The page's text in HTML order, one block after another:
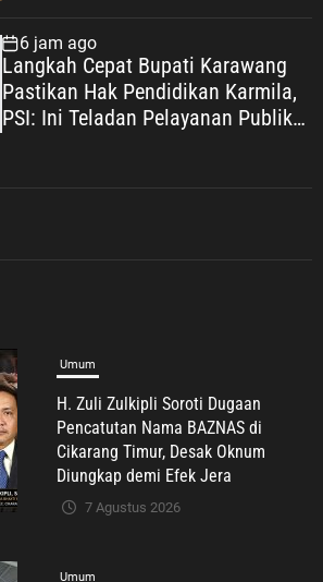
Operasional
6 jam ago
Langkah Cepat Bupati Karawang
Pastikan Hak Pendidikan Karmila,
PSI: Ini Teladan Pelayanan Publik
Umum
Putih Sari Ajak Pekerja Mandiri
Miliki Perlindungan BPJS
Ketenagakerjaan: Negara Hadir
Lindungi Pekerja, Wujudkan
Kesejahteraan